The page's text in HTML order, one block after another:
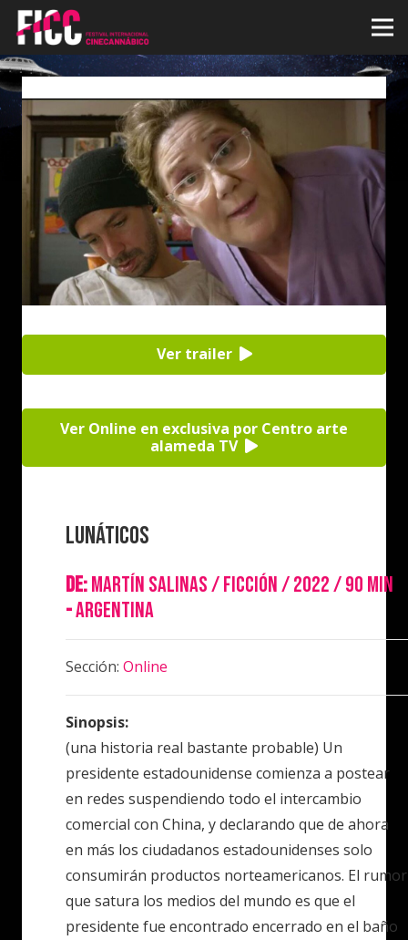
Ver trailer
Ver Online en exclusiva por Centro arte
alameda TV
Lunáticos
de:Martín Salinas / Ficción / 2022 / 90 min
-Argentina
Sección: Online
Sinopsis:
(una historia real bastante probable) Un
presidente estadounidense comienza a postear
en redes suspendiendo todo el intercambio
comercial con China, y declarando que de ahora
en más los ciudadanos estadounidenses solo
consumirán productos norteamericanos. El rumor
que satura los medios del mundo es que el
presidente fue encontrado encerrado en el baño